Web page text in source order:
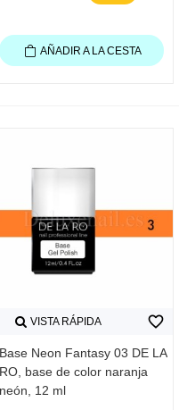
AÑADIR A LA CESTA
VISTA RÁPIDA
Base Neon Fantasy 03 DE LA
RO, base de color naranja
neón, 12 ml
favorite_border